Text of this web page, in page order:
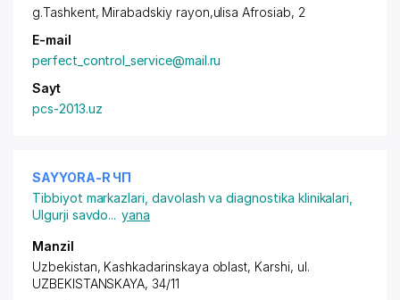
g.Tashkent, Mirabadskiy rayon,ulisa Afrosiab, 2
E-mail
perfect_control_service@mail.ru
Sayt
pcs-2013.uz
SAYYORA-R ЧП
Tibbiyot markazlari, davolash va diagnostika klinikalari
Ulgurji savdo... yana
Manzil
Uzbekistan, Kashkadarinskaya oblast, Karshi, ul.
UZBEKISTANSKAYA, 34/11